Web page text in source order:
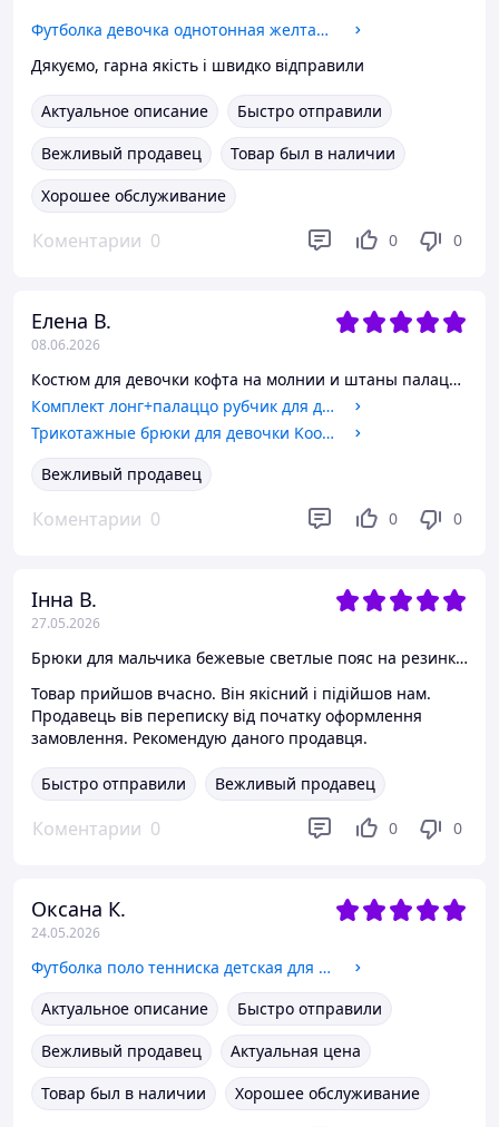
Футболка девочка однотонная желтая базовая Basic SmileTime
Дякуємо, гарна якість і швидко відправили
Актуальное описание
Быстро отправили
Вежливый продавец
Товар был в наличии
Хорошее обслуживание
Коментарии 0 0 0
Елена В.
08.06.2026
Костюм для девочки кофта на молнии и штаны палаццо с кантом Can SmileTime, светло-серый 146
Комплект лонг+палаццо рубчик для девочки Rib SmileTime, деним 146
Трикотажные брюки для девочки Kooky SmileTime, зефир
Вежливый продавец
Коментарии 0 0 0
Інна В.
27.05.2026
Брюки для мальчика бежевые светлые пояс на резинке Fashion SmileTime 128
Товар прийшов вчасно. Він якісний і підійшов нам.
Продавець вів переписку від початку оформлення
замовлення. Рекомендую даного продавця.
Быстро отправили Вежливый продавец
Коментарии 0 0 0
Оксана К.
24.05.2026
Футболка поло тенниска детская для мальчика зеленая Смайл Тайм SmileTme Classic 116
Актуальное описание
Быстро отправили
Вежливый продавец
Актуальная цена
Товар был в наличии
Хорошее обслуживание